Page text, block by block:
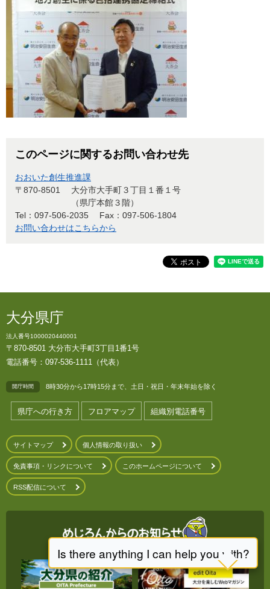
このページに関するお問い合わせ先
おおいた創生推進課
〒870-8501
大分市大手町３丁目１番１号
（県庁本館３階）
Tel：097-506-2035
Fax：097-506-1804
お問い合わせはこちらから
大分県庁
法人番号1000020440001
〒870-8501 大分市大手町3丁目1番1号
電話番号：097-536-1111（代表）
開庁時間 8時30分から17時15分まで、土日・祝日・年末年始を除く
県庁への行き方 フロアマップ 組織別電話番号
サイトマップ 個人情報の取り扱い
免責事項・リンクについて このホームページについて
RSS配信について